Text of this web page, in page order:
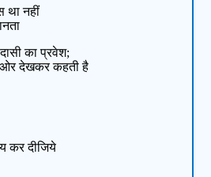
था नहीं
का प्रवेश;
ओर देखकर कहती है
कर दीजिये